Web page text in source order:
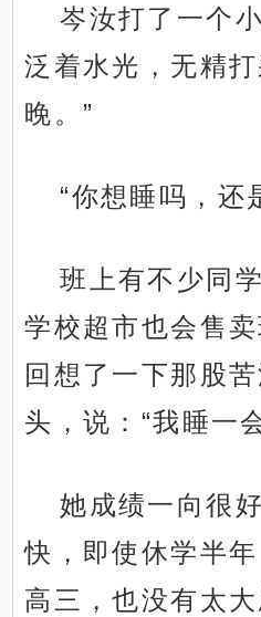
岑汝打了一个
泛着水光，无精
晚。”
“你想睡吗，还
班上有不少同
学校超市也会售
回想了一下那股
头，说：“我睡一
她成绩一向很
快，即使休学半
高三，也没有太